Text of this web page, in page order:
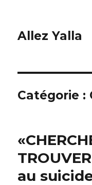
Allez Yalla
Catégorie :
au